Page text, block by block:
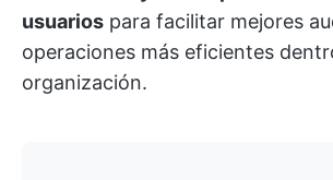
usuarios para facilitar mejores
operaciones más eficientes
organización.